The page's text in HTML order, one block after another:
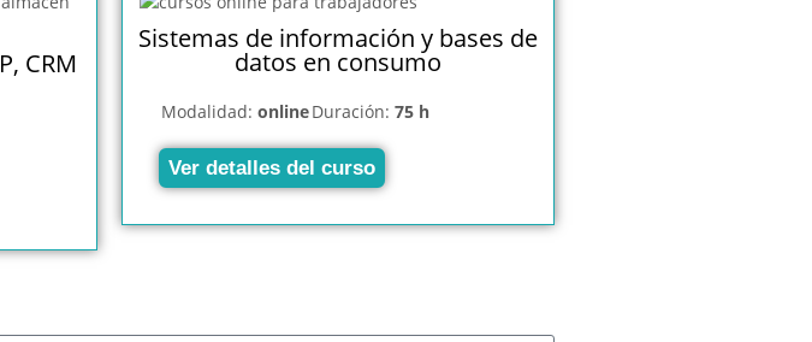
CRM
Sistemas de información y bases de
datos en consumo
Modalidad: onlineDuración: 75 h
Ver detalles del curso